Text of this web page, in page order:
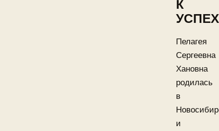
К
Пелагея
Сергеевна
Хановна
родилась
в
и